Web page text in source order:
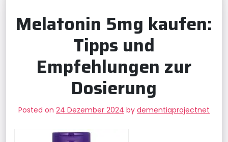
Melatonin 5mg kaufen:
Tipps und
Empfehlungen zur
Dosierung
Posted on 24 Dezember 2024 by dementiaprojectnet